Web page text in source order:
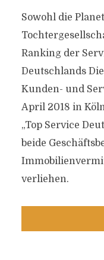
Sowohl die
Ranking der
Deutschlands
Kunden- und
April 2018 in
„Top Service
beide
verliehen.